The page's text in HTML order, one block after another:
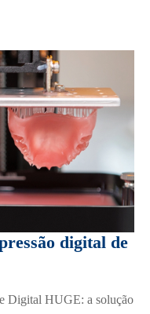
digital de
Digital HUGE: a solução